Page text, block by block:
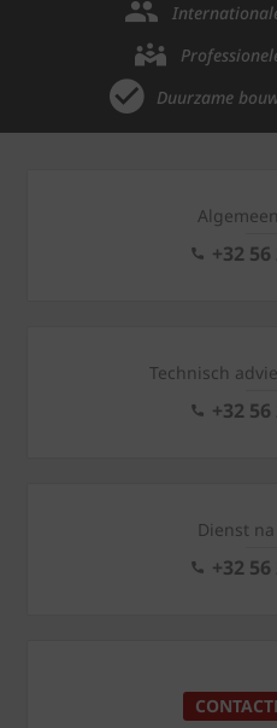
Duurzame
+32 56
Technisch
+32 56
Dienst
+32 56